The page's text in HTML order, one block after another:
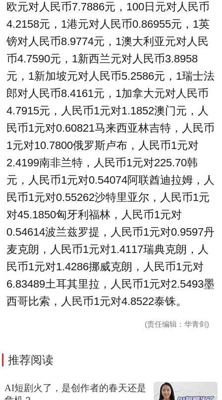
欧元对人民币7.7886元，100日元对人民币
4.2158元，1港元对人民币0.86955元，1英
镑对人民币8.9774元，1澳大利亚元对人民
币4.7590元，1新西兰元对人民币3.8958
元，1新加坡元对人民币5.2586元，1瑞士法
郎对人民币8.4161元，1加拿大元对人民币
4.7915元，人民币1元对1.1852澳门元，人
民币1元对0.60821马来西亚林吉特，人民币
1元对10.7800俄罗斯卢布，人民币1元对
2.4199南非兰特，人民币1元对225.70韩
元，人民币1元对0.54074阿联酋迪拉姆，人
民币1元对0.55262沙特里亚尔，人民币1元
对45.1850匈牙利福林，人民币1元对
0.54614波兰兹罗提，人民币1元对0.9597丹
麦克朗，人民币1元对1.4117瑞典克朗，人
民币1元对1.4286挪威克朗，人民币1元对
6.83489土耳其里拉，人民币1元对2.5493墨
西哥比索，人民币1元对4.8522泰铢。
(责任编辑：华青剑)
推荐阅读
AI短剧火了，是创作者的春天还是